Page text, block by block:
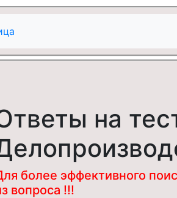
на
более эффективного
вопроса !!!